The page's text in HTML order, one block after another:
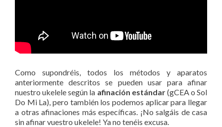
Como supondréis, todos los métodos y aparatos
anteriormente descritos se pueden usar para afinar
nuestro ukelele según la afinación estándar(gCEA o Sol
Do Mi La), pero también los podemos aplicar para llegar
a otras afinaciones más específicas. ¡No salgáis de casa
sin afinar vuestro ukelele! Ya no tenéis excusa.